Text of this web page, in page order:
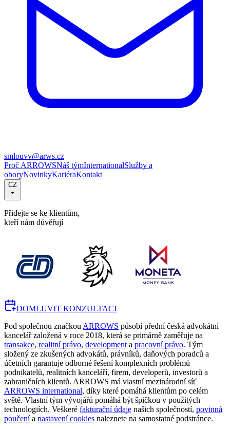
smlouvy@arws.cz
Proč ARROWSNáš týmInternationalSlužby a
oboryNovinkyKariéraKontakt
CZ
Přidejte se ke klientům,
kteří nám důvěřují
DOMLUVIT KONZULTACI
Pod společnou značkou ARROWS působí přední česká advokátní
kancelář založená v roce 2018, která se primárně zaměřuje na
transakce, realitní právo, development a pracovní právo. Tým
složený ze zkušených advokátů, právníků, daňových poradců a
účetních garantuje odborné řešení komplexních problémů
podnikatelů, realitních kanceláří, firem, developerů, investorů a
zahraničních klientů. ARROWS má vlastní mezinárodní síť
ARROWS international, díky které pomáhá klientům po celém
světě. Vlastní tým vývojářů pomáhá být špičkou v použitých
technologiích. Veškeré fakturační údaje našich společností, povinná
poučenía nastavení cookies naleznete na samostatné podstránce.